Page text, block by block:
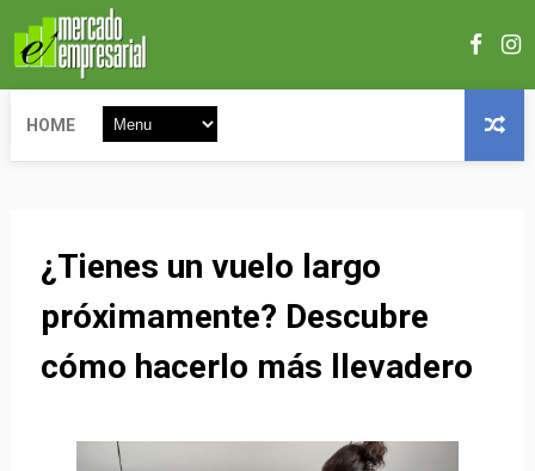
HOME
¿Tienes un vuelo largo
próximamente? Descubre
cómo hacerlo más llevadero